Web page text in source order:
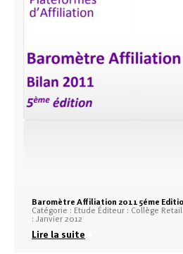
Baromètre Affiliation 2011 5éme
Catégorie : Etude Éditeur : Collège
: Janvier 2012
Lire la suite